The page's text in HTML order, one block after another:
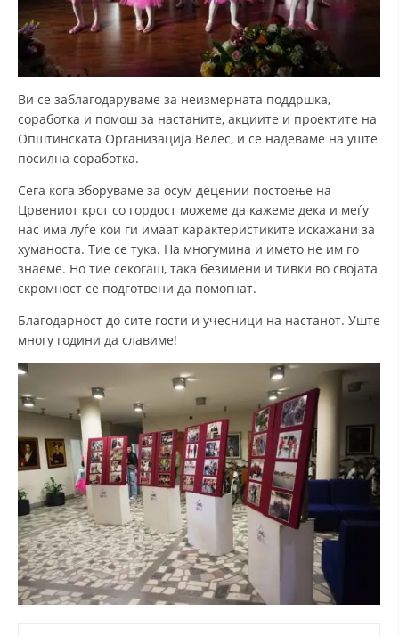
ДЕЈСТВУВАЊЕ
ПРИРАЧНИЦИ
ЕДУКАТИВНО ИНФОРМАТИВНИ МАТЕРИЈАЛИ
БРОШУРИ
ПОСТЕРИ
Ви се заблагодаруваме за неизмерната поддршка,
соработка и помош за настаните, акциите и проектите на
Општинската Организација Велес, и се надеваме на уште
посилна соработка.
Сега кога зборуваме за осум децении постоење на
Црвениот крст со гордост можеме да кажеме дека и меѓу
нас има луѓе кои ги имаат карактеристиките искажани за
хуманоста. Тие се тука. На многумина и името не им го
знаеме. Но тие секогаш, така безимени и тивки во својата
скромност се подготвени да помогнат.
Благодарност до сите гости и учесници на настанот. Уште
многу години да славиме!